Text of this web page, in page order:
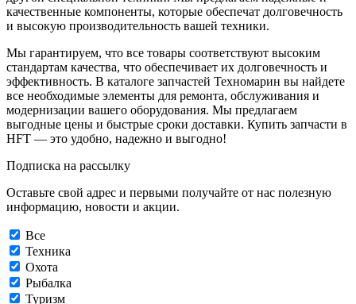
качественные компоненты, которые обеспечат долговечность
и высокую производительность вашей техники.
Мы гарантируем, что все товары соответствуют высоким
стандартам качества, что обеспечивает их долговечность и
эффективность. В каталоге запчастей Техномарин вы найдете
все необходимые элементы для ремонта, обслуживания и
модернизации вашего оборудования. Мы предлагаем
выгодные цены и быстрые сроки доставки. Купить запчасти в
HFT — это удобно, надежно и выгодно!
Подписка на рассылку
Оставьте свой адрес и первыми получайте от нас полезную
информацию, новости и акции.
Все
Техника
Охота
Рыбалка
Туризм